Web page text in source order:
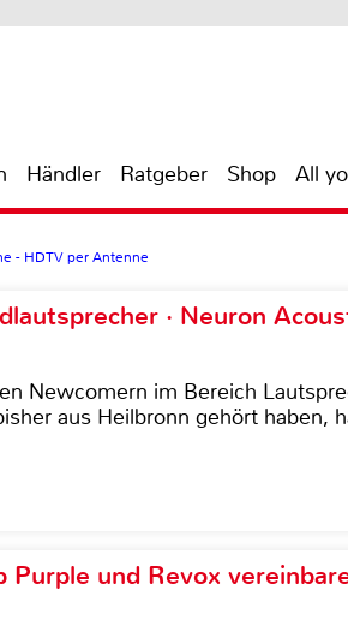
Händler Ratgeber Shop All
- HDTV per Antenne
· Neuron
Newcomern im Bereich
aus Heilbronn gehört haben,
Purple und Revox